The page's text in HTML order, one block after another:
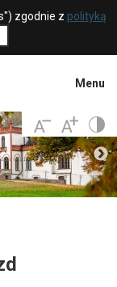
zgodnie z polityką
Menu